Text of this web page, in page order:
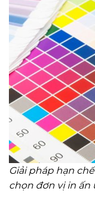
Giải pháp hạn
chọn đơn vị in ấn